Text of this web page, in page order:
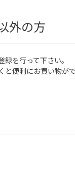
外の方
を行って下さい。
便利にお買い物が